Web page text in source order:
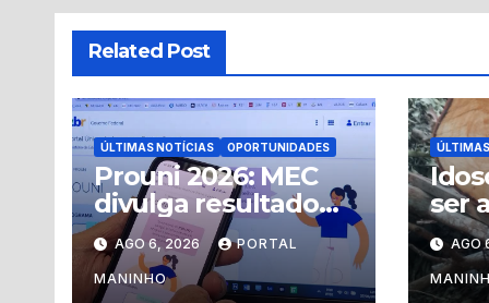
Related Post
ÚLTIMAS NOTÍCIAS OPORTUNIDADES
Prouni 2026: MEC
divulga resultado
da segunda
chamada do
segundo semestre
AGO 6, 2026 PORTAL
MANINHO
ser
AGO